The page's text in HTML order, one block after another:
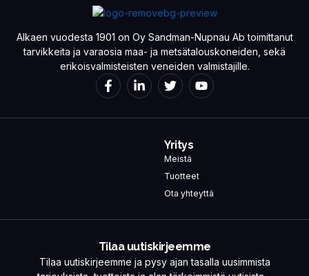
Alkaen vuodesta 1901 on Oy Sandman-Nupnau Ab toimittanut
tarvikkeita ja varaosia maa- ja metsätalouskoneiden, sekä
erikoisvalmisteisten veneiden valmistajille.
Yritys
Meistä
Tuotteet
Ota yhteyttä
Tilaa uutiskirjeemme
Tilaa uutiskirjeemme ja pysy ajan tasalla uusimmista